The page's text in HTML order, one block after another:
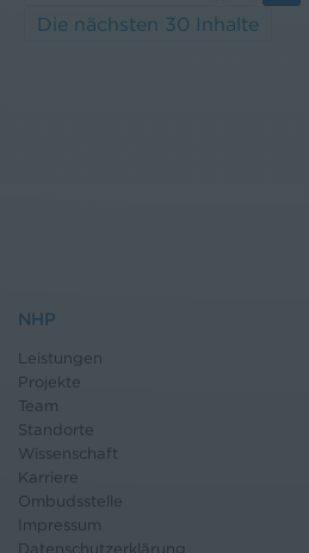
Die nächsten 30 Inhalte
NHP
Leistungen
Projekte
Team
Standorte
Wissenschaft
Karriere
Ombudsstelle
Impressum
Datenschutzerklärung